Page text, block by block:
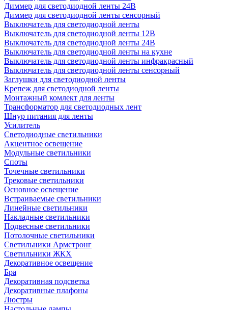
Диммер для светодиодной ленты 24В
Диммер для светодиодной ленты сенсорный
Выключатель для светодиодной ленты
Выключатель для светодиодной ленты 12В
Выключатель для светодиодной ленты 24В
Выключатель для светодиодной ленты на кухне
Выключатель для светодиодной ленты инфракрасный
Выключатель для светодиодной ленты сенсорный
Заглушки для светодиодной ленты
Крепеж для светодиодной ленты
Монтажный комлект для ленты
Трансформатор для светодиодных лент
Шнур питания для ленты
Усилитель
Светодиодные светильники
Акцентное освещение
Модульные светильники
Споты
Точечные светильники
Трековые светильники
Основное освещение
Встраиваемые светильники
Линейные светильники
Накладные светильники
Подвесные светильники
Потолочные светильники
Светильники Армстронг
Светильники ЖКХ
Декоративное освещение
Бра
Декоративная подсветка
Декоративные плафоны
Люстры